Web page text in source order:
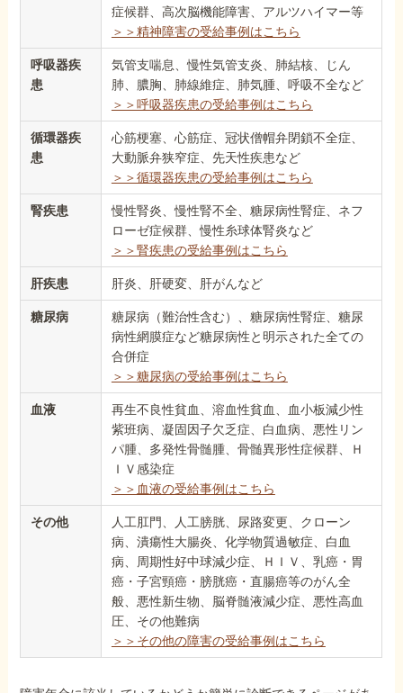
症候群、高次脳機能障害、アルツハイマー等
＞＞精神障害の受給事例はこちら
呼吸器疾
患
気管支喘息、慢性気管支炎、肺結核、じん
肺、膿胸、肺線維症、肺気腫、呼吸不全など
＞＞呼吸器疾患の受給事例はこちら
循環器疾
患
心筋梗塞、心筋症、冠状僧帽弁閉鎖不全症、
大動脈弁狭窄症、先天性疾患など
＞＞循環器疾患の受給事例はこちら
腎疾患
慢性腎炎、慢性腎不全、糖尿病性腎症、ネフ
ローゼ症候群、慢性糸球体腎炎など
＞＞腎疾患の受給事例はこちら
肝疾患 肝炎、肝硬変、肝がんなど
糖尿病
糖尿病（難治性含む）、糖尿病性腎症、糖尿
病性網膜症など糖尿病性と明示された全ての
合併症
＞＞糖尿病の受給事例はこちら
血液
再生不良性貧血、溶血性貧血、血小板減少性
紫班病、凝固因子欠乏症、白血病、悪性リン
パ腫、多発性骨髄腫、骨髄異形性症候群、Ｈ
ＩＶ感染症
＞＞血液の受給事例はこちら
その他
人工肛門、人工膀胱、尿路変更、クローン
病、潰瘍性大腸炎、化学物質過敏症、白血
病、周期性好中球減少症、ＨＩＶ、乳癌・胃
癌・子宮頸癌・膀胱癌・直腸癌等のがん全
般、悪性新生物、脳脊髄液減少症、悪性高血
圧、その他難病
＞＞その他の障害の受給事例はこちら